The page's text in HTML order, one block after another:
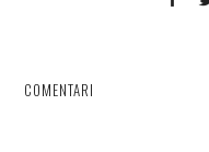
COMENTARI